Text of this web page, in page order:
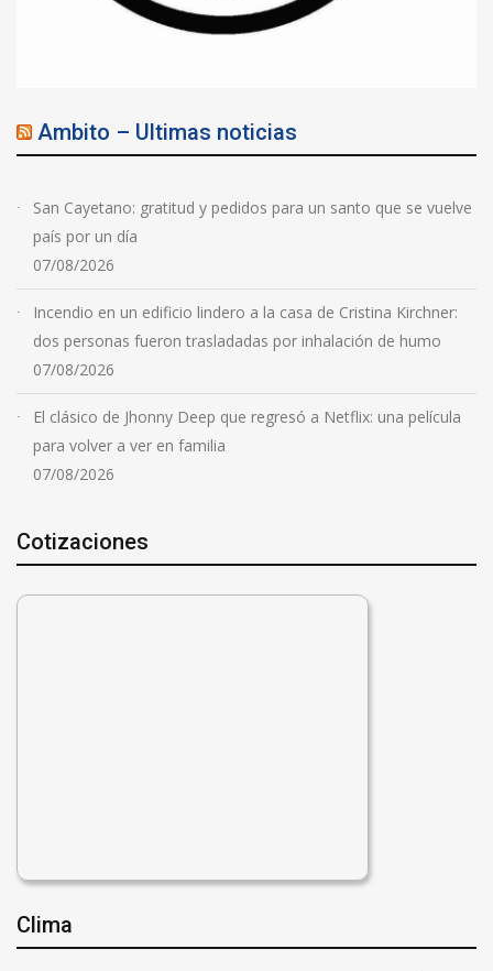
Ambito – Ultimas noticias
San Cayetano: gratitud y pedidos para un santo que se vuelve
país por un día
07/08/2026
Incendio en un edificio lindero a la casa de Cristina Kirchner:
dos personas fueron trasladadas por inhalación de humo
07/08/2026
El clásico de Jhonny Deep que regresó a Netflix: una película
para volver a ver en familia
07/08/2026
Cotizaciones
Clima